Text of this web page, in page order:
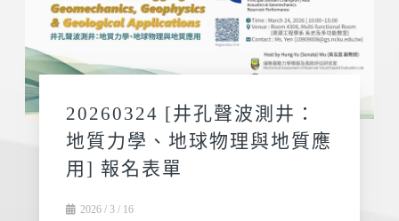
20260324 [井孔聲波測井：
地質力學、地球物理與地質應
用] 報名表單
2026 / 3 / 16